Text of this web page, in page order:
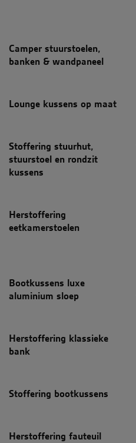
Camper stuurstoelen,
banken & wandpaneel
Lounge kussens op maat
Stoffering stuurhut,
stuurstoel en rondzit
kussens
Herstoffering
eetkamerstoelen
Bootkussens luxe
aluminium sloep
Herstoffering klassieke
bank
Stoffering bootkussens
Herstoffering fauteuil